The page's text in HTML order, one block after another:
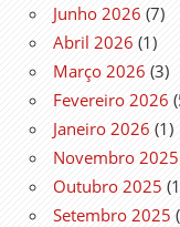
Junho 2026 (7)
Abril 2026 (1)
Março 2026 (3)
Fevereiro 2026
Janeiro 2026 (1)
Novembro 2025
Outubro 2025
Setembro 2025